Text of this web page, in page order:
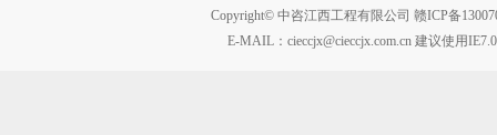
Copyright© 中咨江西工程有限公司 赣ICP备
E-MAIL： cieccjx@cieccjx.com.cn 建议使用